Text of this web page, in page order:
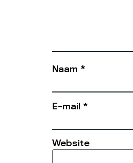
Naam *
E-mail *
Website